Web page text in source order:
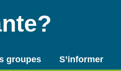
groupes S’informer